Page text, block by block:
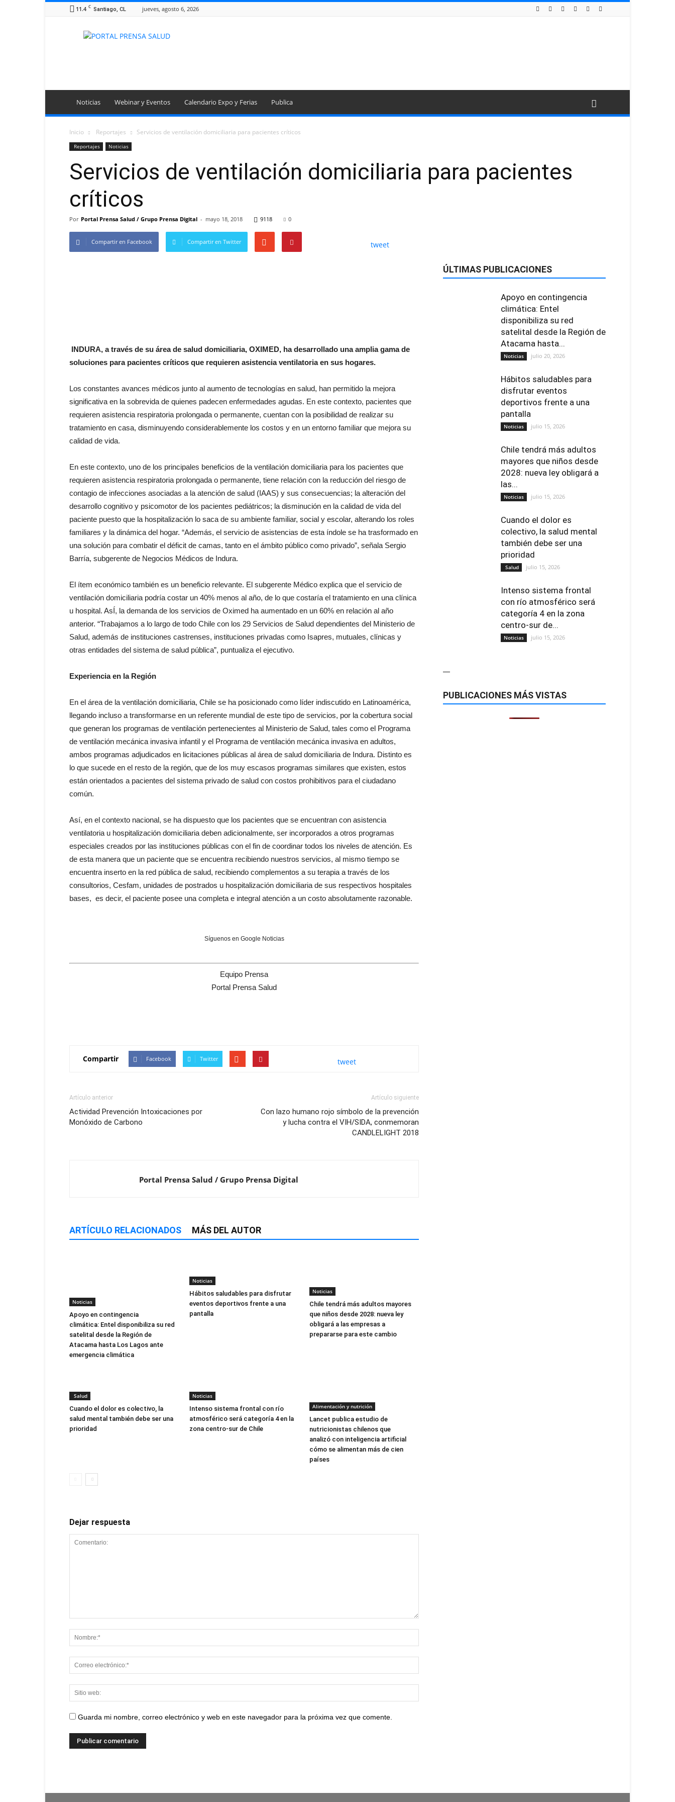
11.4 C Santiago, CL jueves, agosto 6, 2026
Portal
Noticias Webinar y Eventos Calendario Expo y Ferias Publica
Inicio Reportajes Servicios de ventilación domiciliaria para pacientes críticos
Reportajes Noticias
Servicios de ventilación domiciliaria para pacientes
críticos
Por Portal Prensa Salud / Grupo Prensa Digital - mayo 18, 2018 9118 0
Compartir en Facebook Compartir en Twitter tweet
INDURA, a través de su área de salud domiciliaria, OXIMED, ha desarrollado una amplia gama de
soluciones para pacientes críticos que requieren asistencia ventilatoria en sus hogares.
Los constantes avances médicos junto al aumento de tecnologías en salud, han permitido la mejora
significativa en la sobrevida de quienes padecen enfermedades agudas. En este contexto, pacientes que
requieren asistencia respiratoria prolongada o permanente, cuentan con la posibilidad de realizar su
tratamiento en casa, disminuyendo considerablemente los costos y en un entorno familiar que mejora su
calidad de vida.
En este contexto, uno de los principales beneficios de la ventilación domiciliaria para los pacientes que
requieren asistencia respiratoria prolongada o permanente, tiene relación con la reducción del riesgo de
contagio de infecciones asociadas a la atención de salud (IAAS) y sus consecuencias; la alteración del
desarrollo cognitivo y psicomotor de los pacientes pediátricos; la disminución en la calidad de vida del
paciente puesto que la hospitalización lo saca de su ambiente familiar, social y escolar, alterando los roles
familiares y la dinámica del hogar. “Además, el servicio de asistencias de esta índole se ha trasformado en
una solución para combatir el déficit de camas, tanto en el ámbito público como privado”, señala Sergio
Barría, subgerente de Negocios Médicos de Indura.
El ítem económico también es un beneficio relevante. El subgerente Médico explica que el servicio de
ventilación domiciliaria podría costar un 40% menos al año, de lo que costaría el tratamiento en una clínica
u hospital. AsÍ, la demanda de los servicios de Oximed ha aumentado en un 60% en relación al año
anterior. “Trabajamos a lo largo de todo Chile con los 29 Servicios de Salud dependientes del Ministerio de
Salud, además de instituciones castrenses, instituciones privadas como Isapres, mutuales, clínicas y
otras entidades del sistema de salud pública”, puntualiza el ejecutivo.
Experiencia en la Región
En el área de la ventilación domiciliaria, Chile se ha posicionado como líder indiscutido en Latinoamérica,
llegando incluso a transformarse en un referente mundial de este tipo de servicios, por la cobertura social
que generan los programas de ventilación pertenecientes al Ministerio de Salud, tales como el Programa
de ventilación mecánica invasiva infantil y el Programa de ventilación mecánica invasiva en adultos,
ambos programas adjudicados en licitaciones públicas al área de salud domiciliaria de Indura. Distinto es
lo que sucede en el resto de la región, que de los muy escasos programas similares que existen, estos
están orientados a pacientes del sistema privado de salud con costos prohibitivos para el ciudadano
común.
Así, en el contexto nacional, se ha dispuesto que los pacientes que se encuentran con asistencia
ventilatoria u hospitalización domiciliaria deben adicionalmente, ser incorporados a otros programas
especiales creados por las instituciones públicas con el fin de coordinar todos los niveles de atención. Es
de esta manera que un paciente que se encuentra recibiendo nuestros servicios, al mismo tiempo se
encuentra inserto en la red pública de salud, recibiendo complementos a su terapia a través de los
consultorios, Cesfam, unidades de postrados u hospitalización domiciliaria de sus respectivos hospitales
bases, es decir, el paciente posee una completa e integral atención a un costo absolutamente razonable.
Síguenos en Google Noticias
Equipo Prensa
Portal Prensa Salud
Compartir Facebook Twitter tweet
Artículo anterior
Actividad Prevención Intoxicaciones por
Monóxido de Carbono
Artículo siguiente
Con lazo humano rojo símbolo de la prevención
y lucha contra el VIH/SIDA, conmemoran
CANDLELIGHT 2018
Portal Prensa Salud / Grupo Prensa Digital
ARTÍCULO RELACIONADOS MÁS DEL AUTOR
Noticias
Apoyo en contingencia
climática: Entel disponibiliza su red
satelital desde la Región de
Atacama hasta Los Lagos ante
emergencia climática
Noticias
Hábitos saludables para disfrutar
eventos deportivos frente a una
pantalla
Noticias
Chile tendrá más adultos mayores
que niños desde 2028: nueva ley
obligará a las empresas a
prepararse para este cambio
Salud
Cuando el dolor es colectivo, la
salud mental también debe ser una
prioridad
Noticias
Intenso sistema frontal con río
atmosférico será categoría 4 en la
zona centro-sur de Chile
Alimentación y nutrición
Lancet publica estudio de
nutricionistas chilenos que
analizó con inteligencia artificial
cómo se alimentan más de cien
países
Dejar respuesta
Guarda mi nombre, correo electrónico y web en este navegador para la próxima vez que comente.
ÚLTIMAS PUBLICACIONES
Apoyo en contingencia
climática: Entel
disponibiliza su red
satelital desde la Región de
Atacama hasta...
Noticias julio 20, 2026
Hábitos saludables para
disfrutar eventos
deportivos frente a una
pantalla
Noticias julio 15, 2026
Chile tendrá más adultos
mayores que niños desde
2028: nueva ley obligará a
las...
Noticias julio 15, 2026
Cuando el dolor es
colectivo, la salud mental
también debe ser una
prioridad
Salud julio 15, 2026
Intenso sistema frontal
con río atmosférico será
categoría 4 en la zona
centro-sur de...
Noticias julio 15, 2026
—
PUBLICACIONES MÁS VISTAS